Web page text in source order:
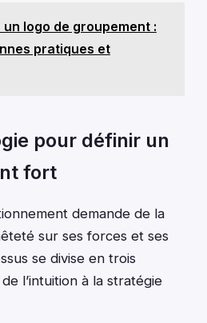
un logo de groupement :
pratiques et
pour définir un
fort
demande de la
sur ses forces et ses
se divise en trois
l’intuition à la stratégie